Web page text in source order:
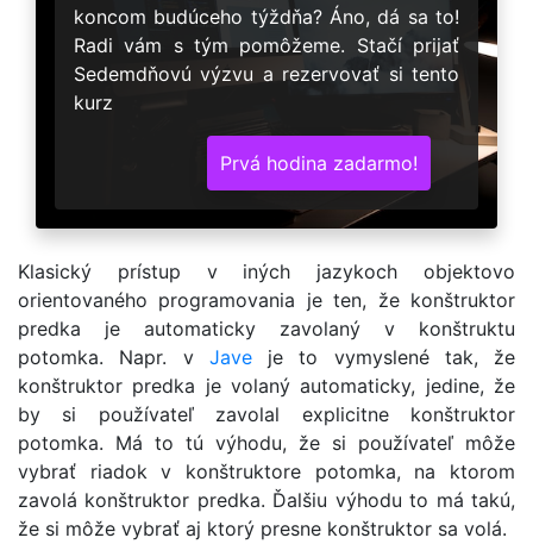
koncom budúceho týždňa? Áno, dá sa to!
Radi vám s tým pomôžeme. Stačí prijať
Sedemdňovú výzvu a rezervovať si tento
kurz
Prvá hodina zadarmo!
Klasický prístup v iných jazykoch objektovo
orientovaného programovania je ten, že konštruktor
predka je automaticky zavolaný v konštruktu
potomka. Napr. v Javeje to vymyslené tak, že
konštruktor predka je volaný automaticky, jedine, že
by si používateľ zavolal explicitne konštruktor
potomka. Má to tú výhodu, že si používateľ môže
vybrať riadok v konštruktore potomka, na ktorom
zavolá konštruktor predka. Ďalšiu výhodu to má takú,
že si môže vybrať aj ktorý presne konštruktor sa volá.